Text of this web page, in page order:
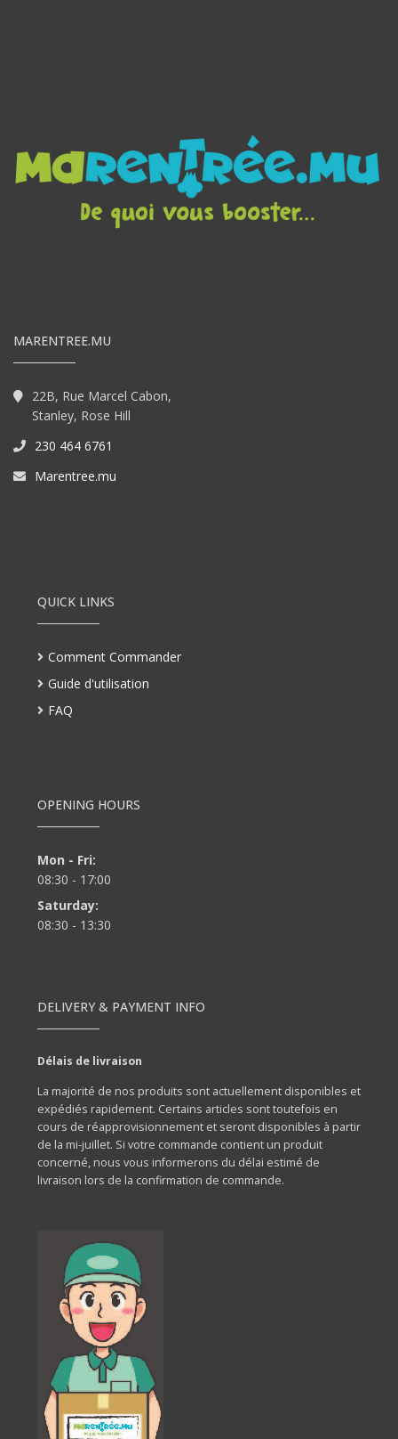
MARENTREE.MU
22B, Rue Marcel Cabon,
Stanley, Rose Hill
230 464 6761
Marentree.mu
QUICK LINKS
Comment Commander
Guide d'utilisation
FAQ
OPENING HOURS
Mon - Fri:
08:30 - 17:00
Saturday:
08:30 - 13:30
DELIVERY & PAYMENT INFO
Délais de livraison
La majorité de nos produits sont actuellement disponibles et
expédiés rapidement. Certains articles sont toutefois en
cours de réapprovisionnement et seront disponibles à partir
de la mi-juillet. Si votre commande contient un produit
concerné, nous vous informerons du délai estimé de
livraison lors de la confirmation de commande.
Frais de livraison
Les frais de livraison sont de :
Rs 200 + TVA par commande
Option de retrait en magasin (Click & Collect)
Vous avez également la possibilité de
commande sans frais supplémentaires
boutiques HobbyWorld